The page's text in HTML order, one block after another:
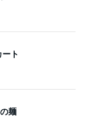
ト
麺